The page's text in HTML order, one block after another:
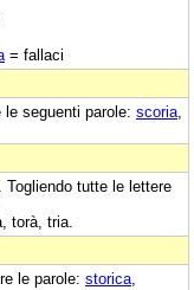
= fallaci
seguenti parole: scoria
. Togliendo tutte le lettere
torà, tria.
le parole: storica